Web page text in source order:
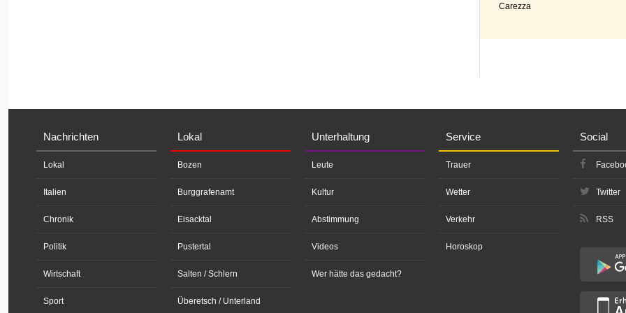
Carezza
Nachrichten
Lokal
Italien
Chronik
Politik
Wirtschaft
Sport
Lokal
Bozen
Burggrafenamt
Eisacktal
Pustertal
Salten / Schlern
Überetsch / Unterland
Unterhaltung
Leute
Kultur
Abstimmung
Videos
Wer hätte das gedacht?
Service
Trauer
Wetter
Verkehr
Horoskop
Social
Twitter
RSS